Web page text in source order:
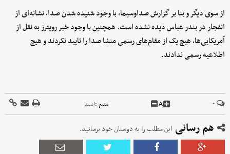
از سوی دیگر و بنا بر گزارش صداوسیما، با وجود شنیده شدن صدا، نشانه‌ای از
انفجار در بندر عباس دیده نشده است. همچنین با وجود خبر رویترز به نقل از
آمریکایی‌ها، هیچ یک از مقام‌های رسمی منشا صدا را تایید نکردند و هیچ
اطلاعیه رسمی ندادند.
۰ A منبع :ايسنا
هم رسانی این مطلب را به دوستان خود برسانید.